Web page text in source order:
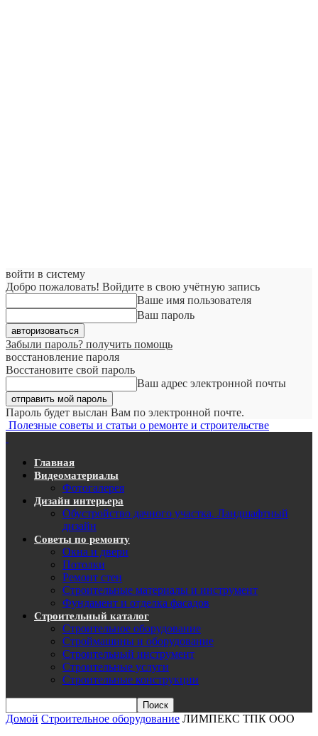
войти в систему
Добро пожаловать! Войдите в свою учётную запись
Ваше имя пользователя
Ваш пароль
Забыли пароль? получить помощь
восстановление пароля
Восстановите свой пароль
Ваш адрес электронной почты
Пароль будет выслан Вам по электронной почте.
Полезные советы и статьи о ремонте и строительстве
Главная
Видеоматериалы
Фотогалерея
Дизайн интерьера
Обустройство дачного участка. Ландшафтный
дизайн
Советы по ремонту
Окна и двери
Потолки
Ремонт стен
Строительные материалы и инструмент
Фундамент и отделка фасадов
Строительный каталог
Строительное оборудование
Строймашины и оборудование
Строительный инструмент
Строительные услуги
Строительные конструкции
Домой Строительное оборудование ЛИМПЕКС ТПК ООО